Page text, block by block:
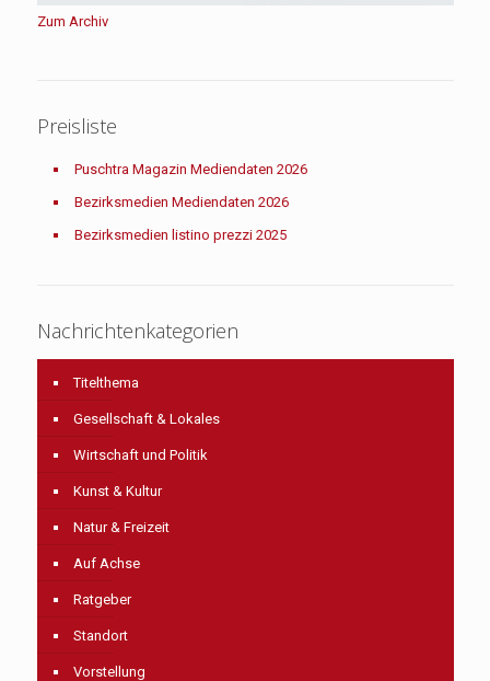
Zum Archiv
Preisliste
Puschtra Magazin Mediendaten 2026
Bezirksmedien Mediendaten 2026
Bezirksmedien listino prezzi 2025
Nachrichtenkategorien
Titelthema
Gesellschaft & Lokales
Wirtschaft und Politik
Kunst & Kultur
Natur & Freizeit
Auf Achse
Ratgeber
Standort
Vorstellung